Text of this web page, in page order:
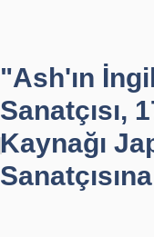
"Ash'ın
Sanatçısı,
Kaynağı